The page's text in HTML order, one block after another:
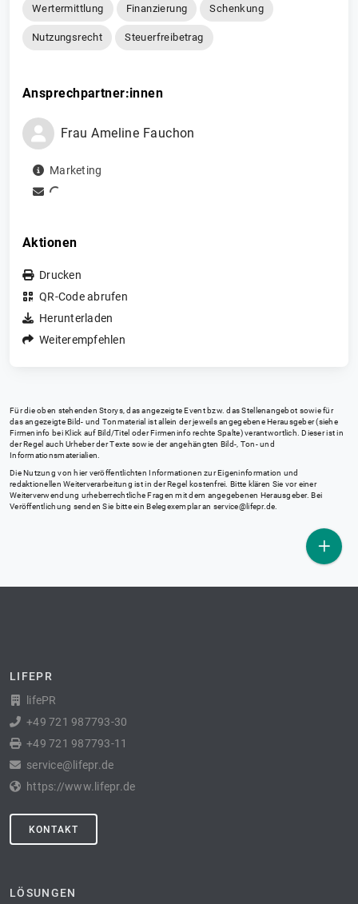
Wertermittlung Finanzierung Schenkung
Nutzungsrecht Steuerfreibetrag
Ansprechpartner:innen
Frau Ameline Fauchon
Marketing
Aktionen
Drucken
QR-Code abrufen
Herunterladen
Weiterempfehlen
Für die oben stehenden Storys, das angezeigte Event bzw. das Stellenangebot sowie für
das angezeigte Bild- und Tonmaterial ist allein der jeweils angegebene Herausgeber (siehe
Firmeninfo bei Klick auf Bild/Titel oder Firmeninfo rechte Spalte) verantwortlich. Dieser ist in
der Regel auch Urheber der Texte sowie der angehängten Bild-, Ton- und
Informationsmaterialien.
Die Nutzung von hier veröffentlichten Informationen zur Eigeninformation und
redaktionellen Weiterverarbeitung ist in der Regel kostenfrei. Bitte klären Sie vor einer
Weiterverwendung urheberrechtliche Fragen mit dem angegebenen Herausgeber. Bei
Veröffentlichung senden Sie bitte ein Belegexemplar an service@lifepr.de
LIFEPR
lifePR
+49 721 987793-30
+49 721 987793-11
service@lifepr.de
https://www.lifepr.de
KONTAKT
LÖSUNGEN